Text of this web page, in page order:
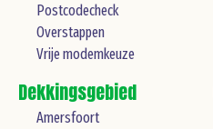
Postcodecheck
Overstappen
Vrije modemkeuze
Dekkingsgebied
Amersfoort